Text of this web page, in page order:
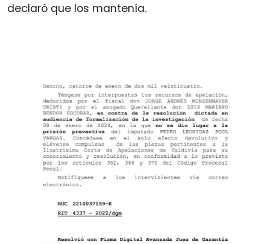
declaró que los mantenía.